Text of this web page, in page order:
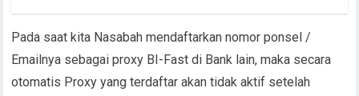
Pada saat kita Nasabah mendaftarkan nomor ponsel /
Emailnya sebagai proxy BI-Fast di Bank lain, maka secara
otomatis Proxy yang terdaftar akan tidak aktif setelah